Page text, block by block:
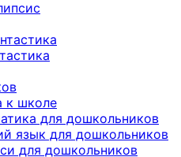
к школе
для дошкольников
язык для дошкольников
для дошкольников